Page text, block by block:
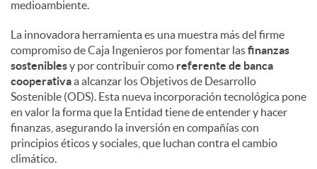
medioambiente.
La innovadora herramienta es una muestra más del firme
compromiso de Caja Ingenieros por fomentar lasfinanzas
sosteniblesy por contribuir como referente de banca
cooperativaa alcanzar los Objetivos de Desarrollo
Sostenible (ODS). Esta nueva incorporación tecnológica pone
en valor la forma que la Entidad tiene de entender y hacer
finanzas, asegurando la inversión en compañías con
principios éticos y sociales, que luchan contra el cambio
climático.